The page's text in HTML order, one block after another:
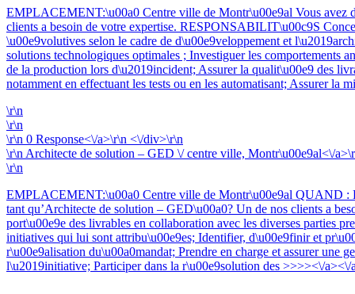
EMPLACEMENT:\u00a0 Centre ville de Montr\u00e9al Vous avez
clients a besoin de votre expertise. RESPONSABILIT\u00c9S
\u00e9volutives selon le cadre de d\u00e9veloppement et
solutions technologiques optimales ; Investiguer les comportements
de la production lors d\u2019incident; Assurer la qualit\u00e9 des
notamment en effectuant les tests ou en les automatisant; Assurer la
\r\n
\r\n
\r\n 0 Response<\/a>\r\n <\/div>\r\n
\r\n Architecte de solution – GED \/ centre ville, Montr\u00e9al<\/
\r\n
EMPLACEMENT:\u00a0 Centre ville de Montr\u00e9al QUAND :
tant qu’Architecte de solution – GED\u00a0? Un de nos clients a
port\u00e9e des livrables en collaboration avec les diverses parties
initiatives qui lui sont attribu\u00e9es; Identifier, d\u00e9finir et
r\u00e9alisation du\u00a0mandat; Prendre en charge et assurer une
l\u2019initiative; Participer dans la r\u00e9solution des >>>><\/a><\/